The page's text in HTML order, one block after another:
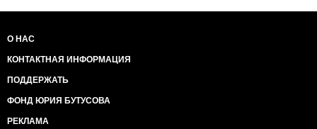
О НАС
КОНТАКТНАЯ ИНФОРМАЦИЯ
ПОДДЕРЖАТЬ
ФОНД ЮРИЯ БУТУСОВА
РЕКЛАМА